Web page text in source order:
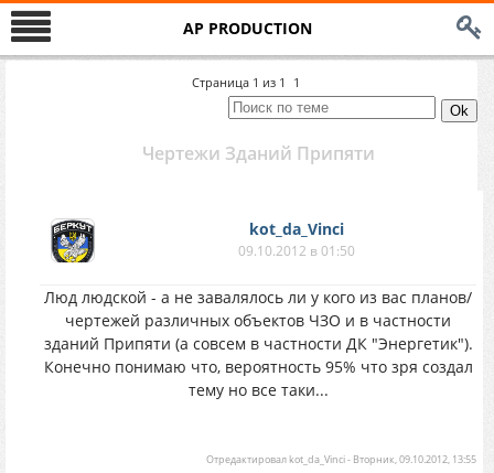
AP PRODUCTION
Страница 1 из 1 1
Чертежи Зданий Припяти
kot_da_Vinci
09.10.2012 в 01:50
Люд людской - а не завалялось ли у кого из вас планов/
чертежей различных объектов ЧЗО и в частности
зданий Припяти (а совсем в частности ДК "Энергетик").
Конечно понимаю что, вероятность 95% что зря создал
тему но все таки...
Отредактировал kot_da_Vinci- Вторник, 09.10.2012, 13:55